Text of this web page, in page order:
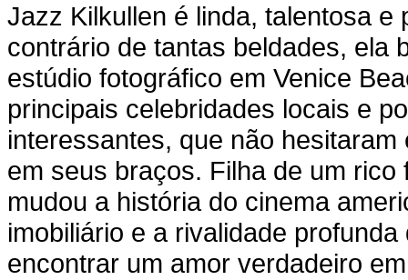
Jazz Kilkullen é linda, talentosa
contrário de tantas beldades, ela
estúdio fotográfico em Venice
principais celebridades locais e
interessantes, que não
em seus braços. Filha de um
mudou a história do cinema
imobiliário e a rivalidade
encontrar um amor verdadeiro